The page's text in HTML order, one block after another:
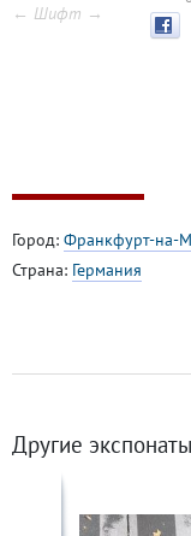
← Шифт →
Город: Франкфурт-на-
Страна: Германия
Другие